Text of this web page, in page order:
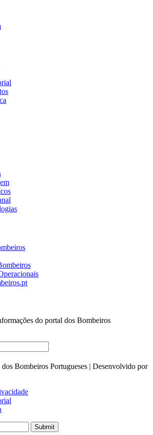
do portal dos Bombeiros
Bombeiros Portugueses | Desenvolvido por
Submit